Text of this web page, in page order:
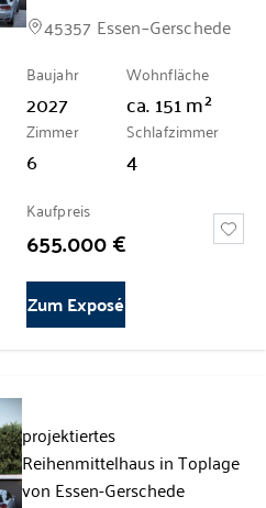
45357 Essen–Gerschede
Baujahr
2027
Wohnfläche
ca.151m²
Zimmer
6
Schlafzimmer
4
Kaufpreis
655.000 €
Zum Exposé
projektiertes
Reihenmittelhaus in Toplage
von Essen-Gerschede